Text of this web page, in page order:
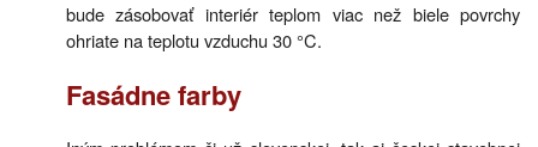
bude zásobovať interiér teplom viac než biele povrchy
ohriate na teplotu vzduchu 30 °C.
Fasádne farby